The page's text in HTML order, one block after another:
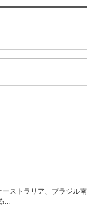
ストラリア、ブラジル
...